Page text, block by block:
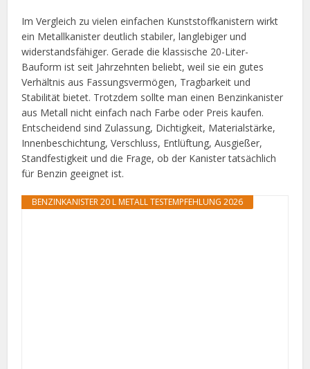
Im Vergleich zu vielen einfachen Kunststoffkanistern wirkt
ein Metallkanister deutlich stabiler, langlebiger und
widerstandsfähiger. Gerade die klassische 20-Liter-
Bauform ist seit Jahrzehnten beliebt, weil sie ein gutes
Verhältnis aus Fassungsvermögen, Tragbarkeit und
Stabilität bietet. Trotzdem sollte man einen Benzinkanister
aus Metall nicht einfach nach Farbe oder Preis kaufen.
Entscheidend sind Zulassung, Dichtigkeit, Materialstärke,
Innenbeschichtung, Verschluss, Entlüftung, Ausgießer,
Standfestigkeit und die Frage, ob der Kanister tatsächlich
für Benzin geeignet ist.
BENZINKANISTER 20 L METALL TESTEMPFEHLUNG 2026